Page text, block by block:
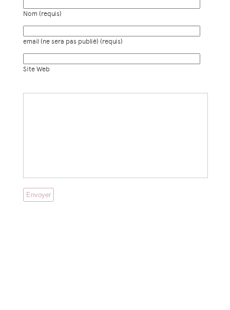
Nom (requis)
email (ne sera pas publié) (requis)
Site Web